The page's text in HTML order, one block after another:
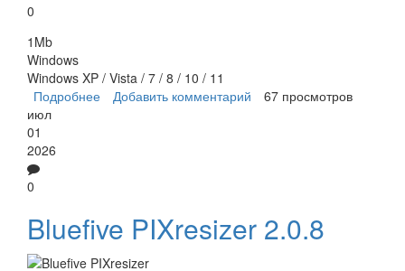
0
1Mb
Windows
Windows XP / Vista / 7 / 8 / 10 / 11
Подробнее о PhotoRazor
Добавить комментарий
67 просмотров
июл
01
2026
0
Bluefive PIXresizer 2.0.8